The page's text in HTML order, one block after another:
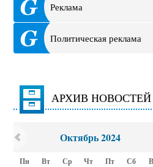
Реклама
Политическая реклама
АРХИВ НОВОСТЕЙ
Октябрь 2024
Пн Вт Ср Чт Пт Сб